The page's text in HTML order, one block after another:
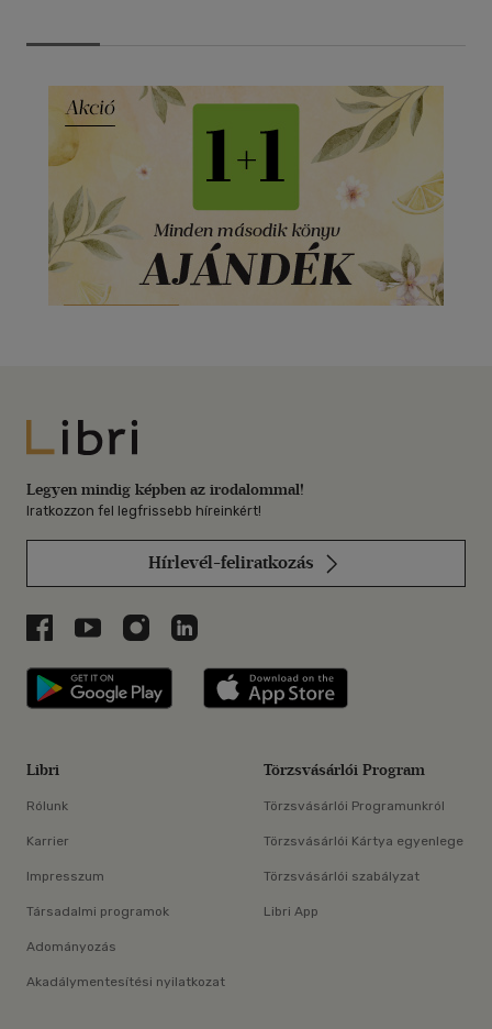
Libri
Legyen mindig képben az irodalommal!
Iratkozzon fel legfrissebb híreinkért!
Hírlevél-feliratkozás
Libri a Facebookon
Libri a Youtube-on
Libri az Instagramon
Libri a LinkedInen
Libri applikáció Szerezd meg: Google
Libri
Rólunk
Karrier
Impresszum
Társadalmi programok
Adományozás
Akadálymentesítési nyilatkozat
Törzsvásárlói Program
Törzsvásárlói Programunkról
Törzsvásárlói Kártya egyenlege
Törzsvásárlói szabályzat
Libri App